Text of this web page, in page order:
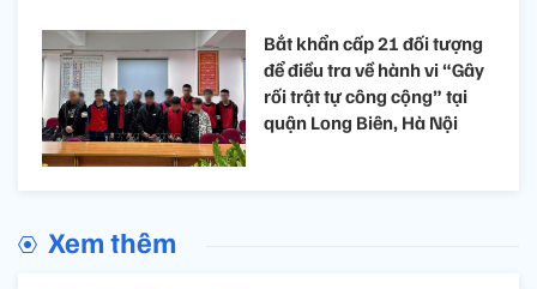
Bắt khẩn cấp 21 đối tượng
để điều tra về hành vi “Gây
rối trật tự công cộng” tại
quận Long Biên, Hà Nội
Xem thêm